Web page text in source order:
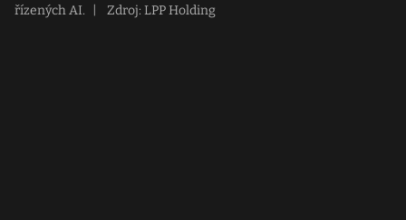
řízených AI.
Zdroj: LPP Holding